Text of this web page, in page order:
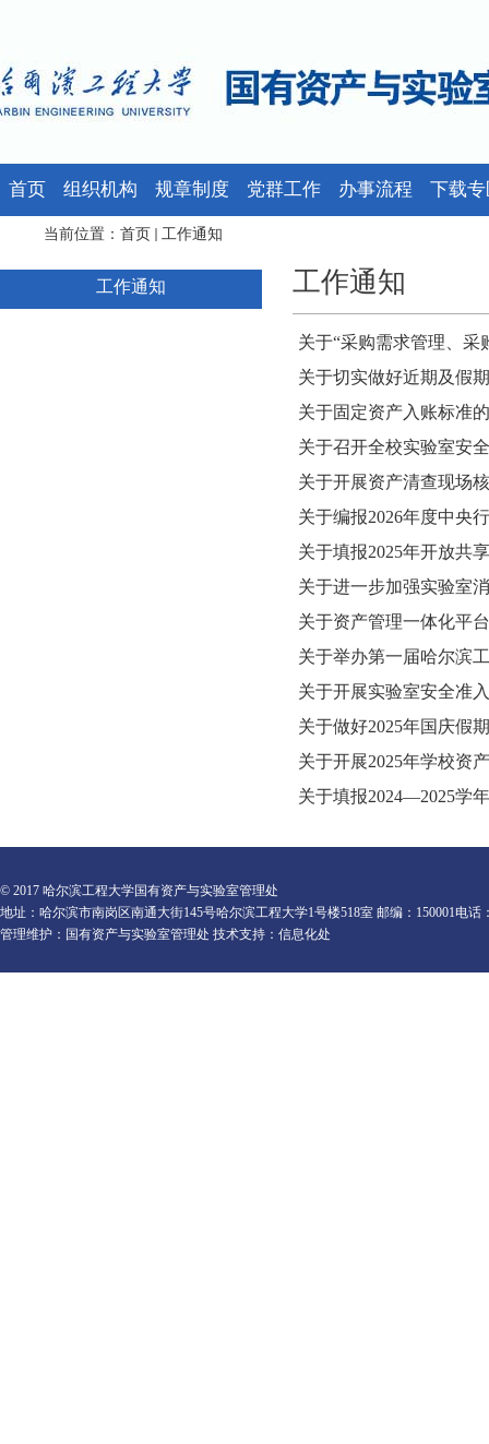
首页 组织机构 规章制度 党群工作 办事流程 下载
当前位置： 首页 工作通知
工作通知 工作通知
关于“采购需求管理、采
关于切实做好近期及假
关于固定资产入账标准
关于召开全校实验室安
关于开展资产清查现场
关于编报2026年度中央
关于填报2025年开放共
关于进一步加强实验室
关于资产管理一体化平
关于举办第一届哈尔滨
关于开展实验室安全准
关于做好2025年国庆假
关于开展2025年学校资
关于填报2024—2025学
© 2017 哈尔滨工程大学国有资产与实验室管理处
地址：哈尔滨市南岗区南通大街145号哈尔滨工程大学1号楼518室 邮编：150001电话
管理维护：国有资产与实验室管理处 技术支持：信息化处